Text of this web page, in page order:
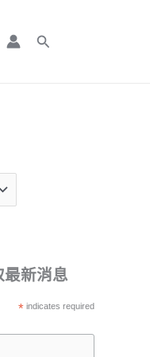
搜
最新消息
*indicates required